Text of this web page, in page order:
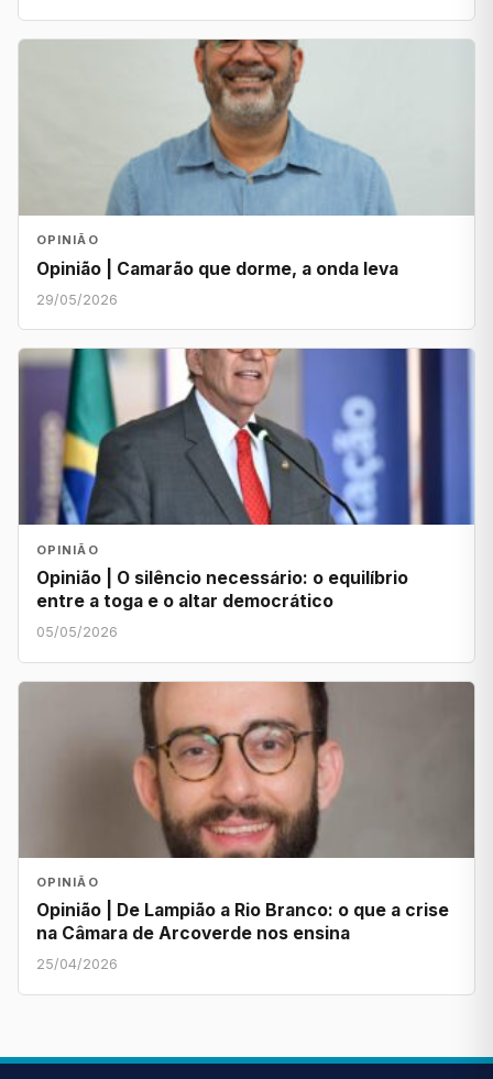
OPINIÃO
Opinião | Camarão que dorme, a onda leva
29/05/2026
OPINIÃO
Opinião | O silêncio necessário: o equilíbrio
entre a toga e o altar democrático
05/05/2026
OPINIÃO
Opinião | De Lampião a Rio Branco: o que a crise
na Câmara de Arcoverde nos ensina
25/04/2026